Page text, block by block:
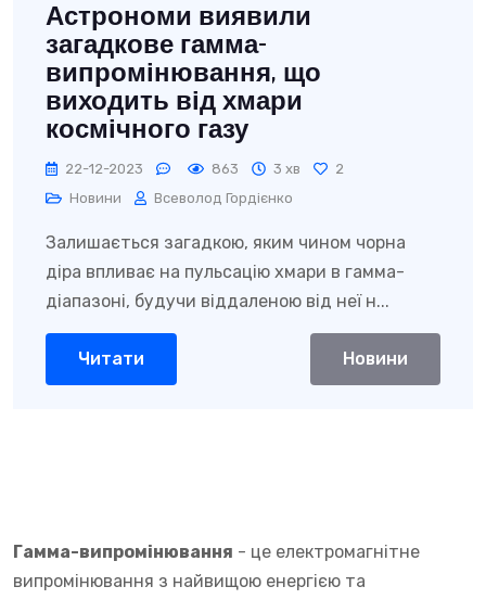
Астрономи виявили
загадкове гамма-
випромінювання, що
виходить від хмари
космічного газу
22-12-2023 863 3 хв
2
Новини
Всеволод Гордієнко
Залишається загадкою, яким чином чорна
діра впливає на пульсацію хмари в гамма-
діапазоні, будучи віддаленою від неї н...
Читати Новини
Гамма-випромінювання - це електромагнітне
випромінювання з найвищою енергією та